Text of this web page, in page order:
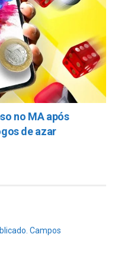
no MA após
de azar
Campos